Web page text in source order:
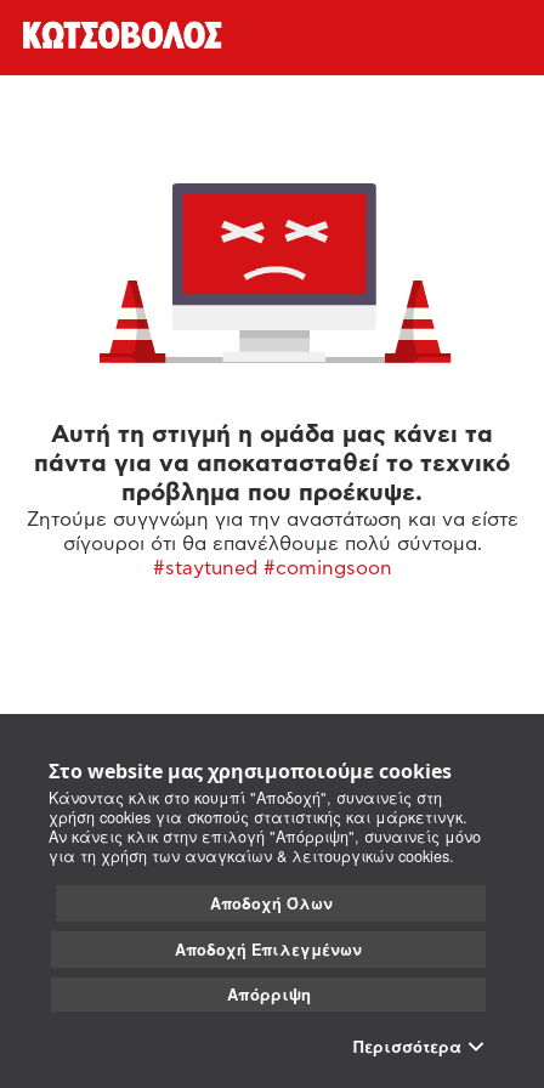
Στο website μας χρησιμοποιούμε cookies
Κάνοντας κλικ στο κουμπί "Αποδοχή", συναινείς στη
χρήση cookies για σκοπούς στατιστικής και μάρκετινγκ.
Αν κάνεις κλικ στην επιλογή "Απόρριψη", συναινείς μόνο
για τη χρήση των αναγκαίων & λειτουργικών cookies.
Αποδοχή Όλων
Αποδοχή Επιλεγμένων
Απόρριψη
Περισσότερα
Αυτή τη στιγμή η ομάδα μας κάνει τα
πάντα για να αποκατασταθεί το τεχνικό
πρόβλημα που προέκυψε.
Ζητούμε συγγνώμη για την αναστάτωση και να είστε
σίγουροι ότι θα επανέλθουμε πολύ σύντομα.
#staytuned #comingsoon